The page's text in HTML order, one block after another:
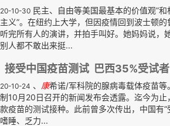
20-10-30 民主、自由等美国最基本的价值观”和
主义”。在纽约上大学，但因疫情回到波士顿
听完所有人的演讲，并拍手叫好。她妈妈说，
别人都不敢出来挺...
接受中国疫苗测试 巴西35%受试
20-10-24 、 康希诺/军科院的腺病毒载体疫苗
制10月20日召开的新闻发布会透露。迄今为
款疫苗的测试接种。此前曾多次传出，中国有
嗜睡、乏力...